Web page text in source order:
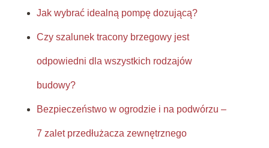
Jak wybrać idealną pompę dozującą?
Czy szalunek tracony brzegowy jest
odpowiedni dla wszystkich rodzajów
budowy?
Bezpieczeństwo w ogrodzie i na podwórzu –
7 zalet przedłużacza zewnętrznego